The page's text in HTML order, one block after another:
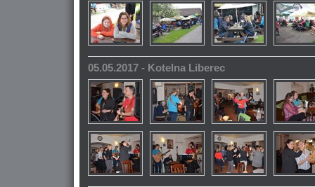
05.05.2017 - Kotelna Liberec